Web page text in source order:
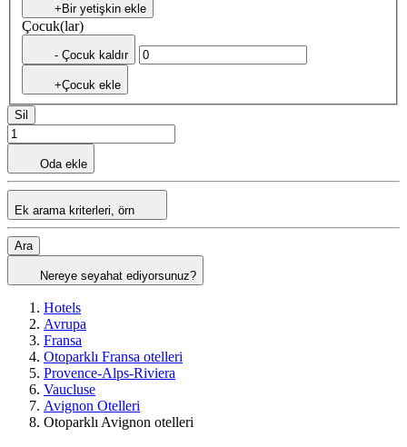
+Bir yetişkin ekle
Çocuk(lar)
- Çocuk kaldır
+Çocuk ekle
Sil
Oda ekle
Ek arama kriterleri, örn
Ara
Nereye seyahat ediyorsunuz?
Hotels
Avrupa
Fransa
Otoparklı Fransa otelleri
Provence-Alps-Riviera
Vaucluse
Avignon Otelleri
Otoparklı Avignon otelleri